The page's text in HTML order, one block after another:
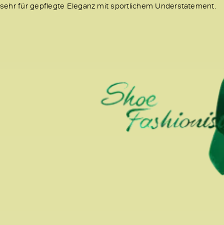
sehr für gepflegte Eleganz mit sportlichem Understatement.